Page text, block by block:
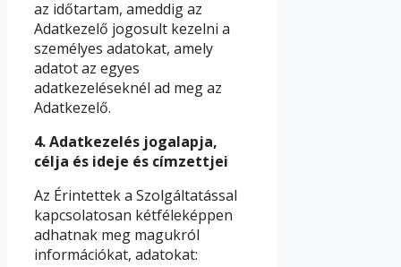
az időtartam, ameddig az
Adatkezelő jogosult kezelni a
személyes adatokat, amely
adatot az egyes
adatkezeléseknél ad meg az
Adatkezelő.
4.Adatkezelés jogalapja,
célja és ideje és címzettjei
Az Érintettek a Szolgáltatással
kapcsolatosan kétféleképpen
adhatnak meg magukról
információkat, adatokat: